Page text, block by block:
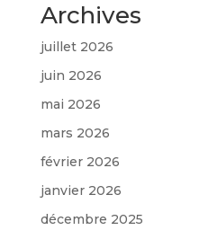
Archives
juillet 2026
juin 2026
mai 2026
mars 2026
février 2026
janvier 2026
décembre 2025